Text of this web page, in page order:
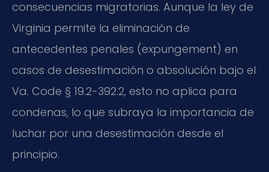
consecuencias migratorias. Aunque la ley de
Virginia permite la eliminación de
antecedentes penales (expungement) en
casos de desestimación o absolución bajo el
Va. Code § 19.2-392.2, esto no aplica para
condenas, lo que subraya la importancia de
luchar por una desestimación desde el
principio.